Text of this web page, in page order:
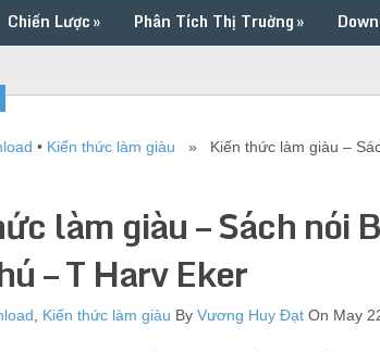
Chiến Lược» Phân Tích Thị Truờng»
• Kiến thức làm giàu » Kiến thức làm giàu –
làm giàu – Sách nói
– T Harv Eker
Kiến thức làm giàu By Vương Huy ĐạtOn May